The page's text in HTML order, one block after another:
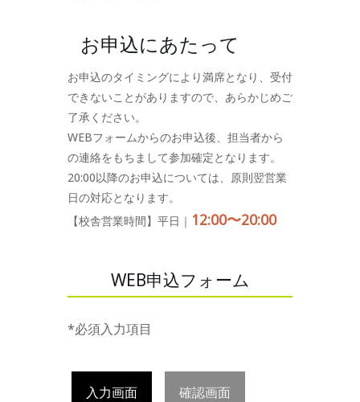
お申込にあたって
お申込のタイミングにより満席となり、受付
できないことがありますので、あらかじめご
了承ください。
WEBフォームからのお申込後、担当者から
の連絡をもちまして参加確定となります。
20:00以降のお申込については、原則翌営業
日の対応となります。
【校舎営業時間】平日｜ 12:00〜20:00
WEB申込フォーム
*必須入力項目
入力画面 確認画面